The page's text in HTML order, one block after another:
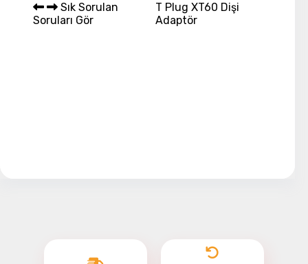
Sık Sorulan
Soruları Gör
T Plug XT60 Dişi
Adaptör